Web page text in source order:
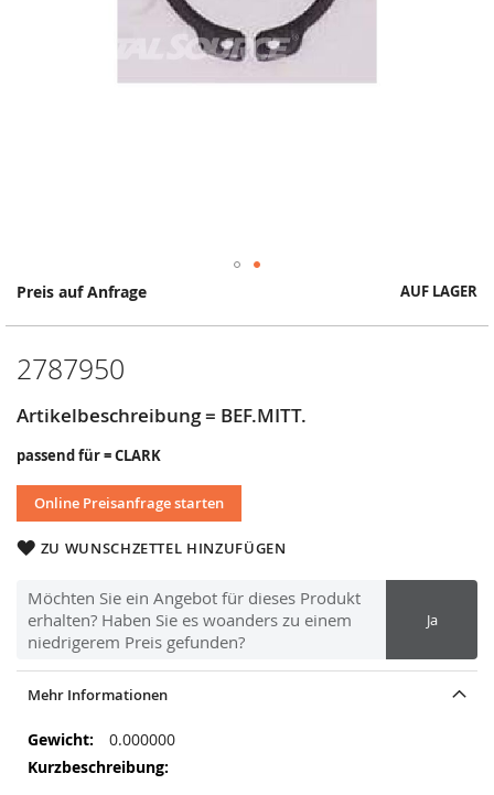
Preis auf Anfrage AUF LAGER
2787950
Artikelbeschreibung = BEF.MITT.
passend für = CLARK
Online Preisanfrage starten
ZU WUNSCHZETTEL HINZUFÜGEN
Möchten Sie ein Angebot für dieses Produkt
erhalten? Haben Sie es woanders zu einem
niedrigerem Preis gefunden?
Ja
Springe
Anfang
Bildergalerie
Mehr Informationen
Mehr
Informationen
0.000000